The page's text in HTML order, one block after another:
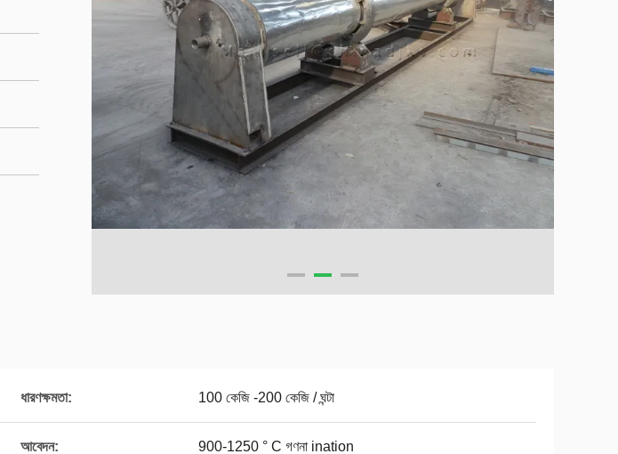
ধারণক্ষমতা: 100 কেজি -200 কেজি / ঘন্টা
আবেদন: 900-1250 ° C গণনা ination